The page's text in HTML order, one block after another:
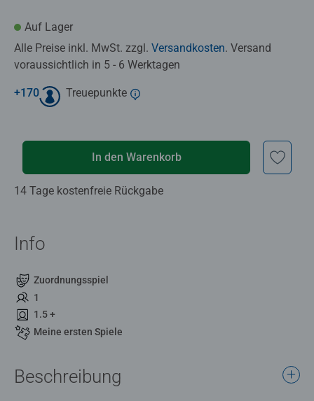
Auf Lager
Alle Preise inkl. MwSt. zzgl. Versandkosten. Versand
voraussichtlich in 5 - 6 Werktagen
+170 Treuepunkte
In den Warenkorb
14 Tage kostenfreie Rückgabe
Info
Zuordnungsspiel
1
1.5 +
Meine ersten Spiele
Beschreibung